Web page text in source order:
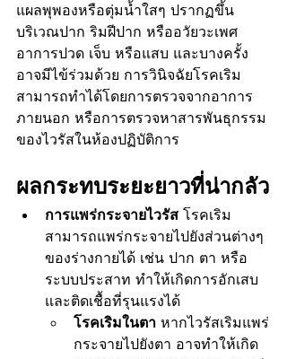
แผลพุพองหรือตุ่มน้ำใสๆ ปรากฏขึ้น
บริเวณปาก ริมฝีปาก หรืออวัยวะเพศ
อาการปวด เจ็บ หรือแสบ และบางครั้ง
อาจมีไข้ร่วมด้วย การวินิจฉัยโรคเริม
สามารถทำได้โดยการตรวจจากอาการ
ภายนอก หรือการตรวจหาสารพันธุกรรม
ของไวรัสในห้องปฏิบัติการ
ผลกระทบระยะยาวที่น่ากลัว
การแพร่กระจายไวรัส โรคเริม
สามารถแพร่กระจายไปยังส่วนต่างๆ
ของร่างกายได้ เช่น ปาก ตา หรือ
ระบบประสาท ทำให้เกิดการอักเสบ
และติดเชื้อที่รุนแรงได้
โรคเริมในตา หากไวรัสเริมแพร่
กระจายไปยังตา อาจทำให้เกิด